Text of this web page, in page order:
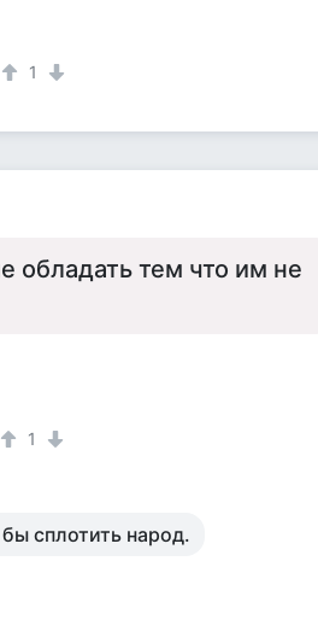
1
обладать тем что им не
1
сплотить народ.